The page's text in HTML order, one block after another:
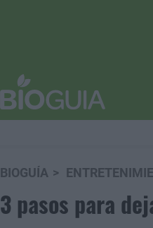
BIOGUÍA
3 pasos para